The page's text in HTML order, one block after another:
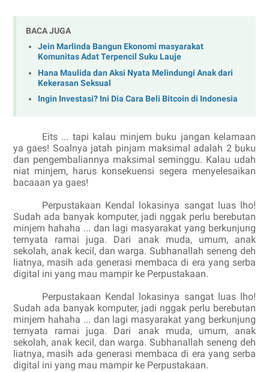
BACA JUGA
Jein Marlinda Bangun Ekonomi masyarakat
Komunitas Adat Terpencil Suku Lauje
Hana Maulida dan Aksi Nyata Melindungi Anak dari
Kekerasan Seksual
Ingin Investasi? Ini Dia Cara Beli Bitcoin di Indonesia
Eits ... tapi kalau minjem buku jangan kelamaan
ya gaes! Soalnya jatah pinjam maksimal adalah 2 buku
dan pengembaliannya maksimal seminggu. Kalau udah
niat minjem, harus konsekuensi segera menyelesaikan
bacaaan ya gaes!
Perpustakaan Kendal lokasinya sangat luas lho!
Sudah ada banyak komputer, jadi nggak perlu berebutan
minjem hahaha ... dan lagi masyarakat yang berkunjung
ternyata ramai juga. Dari anak muda, umum, anak
sekolah, anak kecil, dan warga. Subhanallah seneng deh
liatnya, masih ada generasi membaca di era yang serba
digital ini yang mau mampir ke Perpustakaan.
Perpustakaan Kendal lokasinya sangat luas lho!
Sudah ada banyak komputer, jadi nggak perlu berebutan
minjem hahaha ... dan lagi masyarakat yang berkunjung
ternyata ramai juga. Dari anak muda, umum, anak
sekolah, anak kecil, dan warga. Subhanallah seneng deh
liatnya, masih ada generasi membaca di era yang serba
digital ini yang mau mampir ke Perpustakaan.